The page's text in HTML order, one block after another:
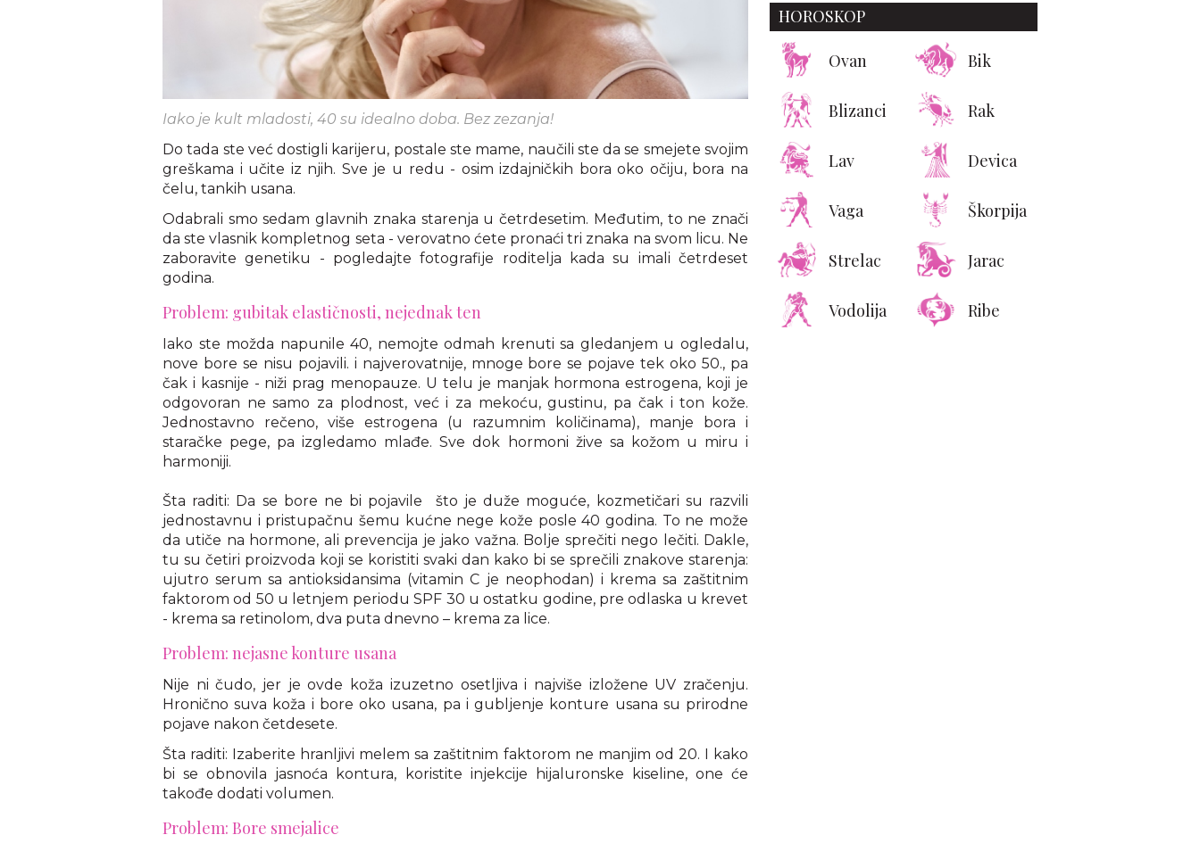
Iako je kult mladosti, 40 su idealno doba. Bez zezanja!
Do tada ste već dostigli karijeru, postale ste mame, naučili ste da se smejete svojim
greškama i učite iz njih. Sve je u redu - osim izdajničkih bora oko očiju, bora na
čelu, tankih usana.
Odabrali smo sedam glavnih znaka starenja u četrdesetim. Međutim, to ne znači
da ste vlasnik kompletnog seta - verovatno ćete pronaći tri znaka na svom licu. Ne
zaboravite genetiku - pogledajte fotografije roditelja kada su imali četrdeset
godina.
Problem: gubitak elastičnosti, nejednak ten
Iako ste možda napunile 40, nemojte odmah krenuti sa gledanjem u ogledalu,
nove bore se nisu pojavili. i najverovatnije, mnoge bore se pojave tek oko 50., pa
čak i kasnije - niži prag menopauze. U telu je manjak hormona estrogena, koji je
odgovoran ne samo za plodnost, već i za mekoću, gustinu, pa čak i ton kože.
Jednostavno rečeno, više estrogena (u razumnim količinama), manje bora i
staračke pege, pa izgledamo mlađe. Sve dok hormoni žive sa kožom u miru i
harmoniji.
Šta raditi: Da se bore ne bi pojavile što je duže moguće, kozmetičari su razvili
jednostavnu i pristupačnu šemu kućne nege kože posle 40 godina. To ne može
da utiče na hormone, ali prevencija je jako važna. Bolje sprečiti nego lečiti. Dakle,
tu su četiri proizvoda koji se koristiti svaki dan kako bi se sprečili znakove starenja:
ujutro serum sa antioksidansima (vitamin C je neophodan) i krema sa zaštitnim
faktorom od 50 u letnjem periodu SPF 30 u ostatku godine, pre odlaska u krevet
- krema sa retinolom, dva puta dnevno – krema za lice.
Problem: nejasne konture usana
Nije ni čudo, jer je ovde koža izuzetno osetljiva i najviše izložene UV zračenju.
Hronično suva koža i bore oko usana, pa i gubljenje konture usana su prirodne
pojave nakon četdesete.
Šta raditi: Izaberite hranljivi melem sa zaštitnim faktorom ne manjim od 20. I kako
bi se obnovila jasnoća kontura, koristite injekcije hijaluronske kiseline, one će
takođe dodati volumen.
Problem: Bore smejalice
HOROSKOP
Ovan Bik
Blizanci Rak
Lav Devica
Vaga Škorpija
Strelac Jarac
Vodolija Ribe